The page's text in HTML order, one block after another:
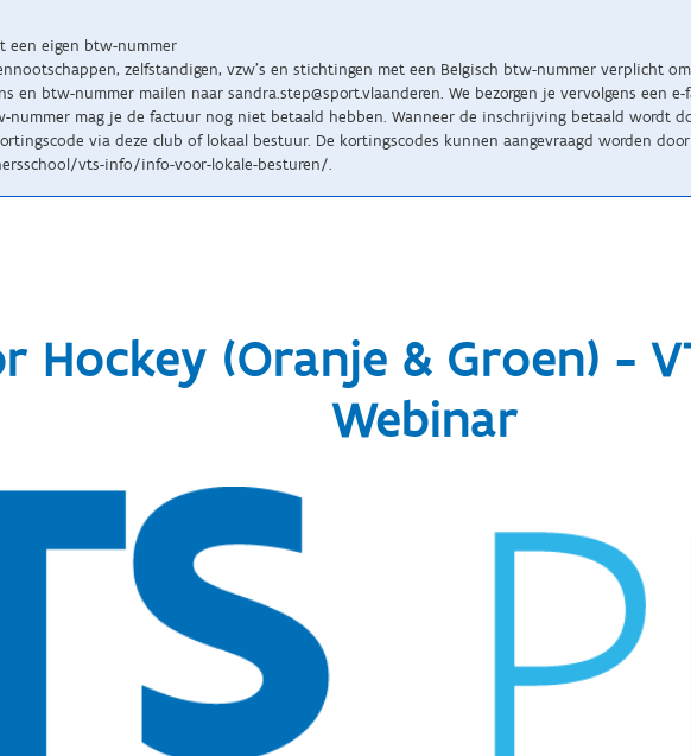
een eigen btw-nummer
zelfstandigen, vzw’s en stichtingen met een Belgisch btw-nummer verplicht
en btw-nummer mailen naar sandra.step@sport.vlaanderen. We bezorgen je vervolgens
nummer mag je de factuur nog niet betaald hebben. Wanneer de inschrijving betaald wordt
via deze club of lokaal bestuur. De kortingscodes kunnen aangevraagd worden
vts-info/info-voor-lokale-besturen/.